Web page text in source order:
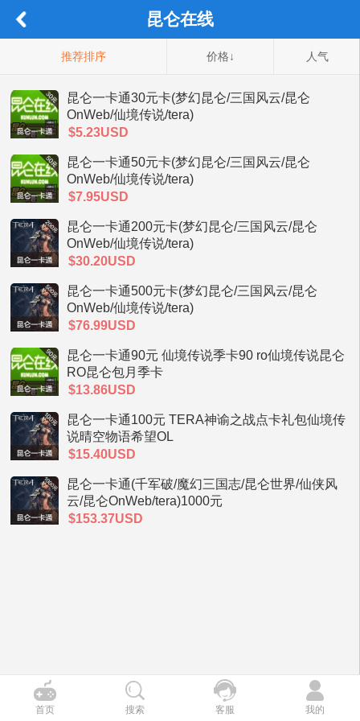
昆仑在线
推荐排序 价格↓ 人气
昆仑一卡通30元卡(梦幻昆仑/三国风云/昆仑
OnWeb/仙境传说/tera)
$5.23USD
昆仑一卡通50元卡(梦幻昆仑/三国风云/昆仑
OnWeb/仙境传说/tera)
$7.95USD
昆仑一卡通200元卡(梦幻昆仑/三国风云/昆仑
OnWeb/仙境传说/tera)
$30.20USD
昆仑一卡通500元卡(梦幻昆仑/三国风云/昆仑
OnWeb/仙境传说/tera)
$76.99USD
昆仑一卡通90元 仙境传说季卡90 ro仙境传说昆仑
RO昆仑包月季卡
$13.86USD
昆仑一卡通100元 TERA神谕之战点卡礼包仙境传
说晴空物语希望OL
$15.40USD
昆仑一卡通(千军破/魔幻三国志/昆仑世界/仙侠风
云/昆仑OnWeb/tera)1000元
$153.37USD
首页 搜索 客服 我的